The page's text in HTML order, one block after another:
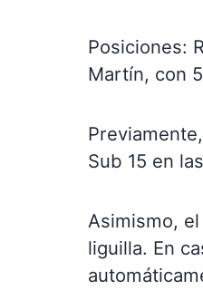
Posiciones:
Martín, con
Sub 15 en
Asimismo,
liguilla. En